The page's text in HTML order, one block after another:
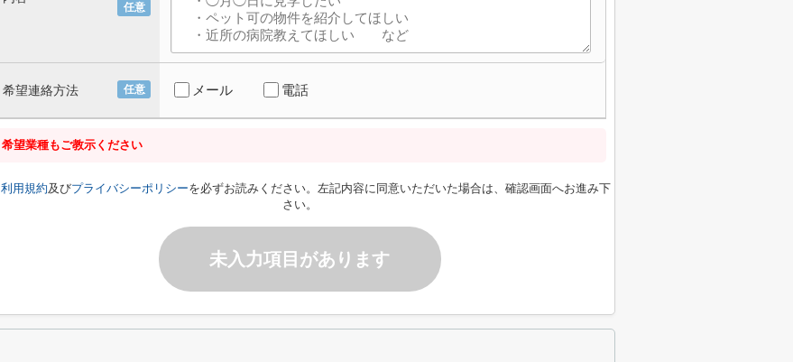
任意
任意
希望連絡方法 メール 電話
希望業種もご教示ください
利用規約及びプライバシーポリシーを必ずお読みください。左記内容に同意いただいた場合は、確認画面へお進み下
さい。
未入力項目があります